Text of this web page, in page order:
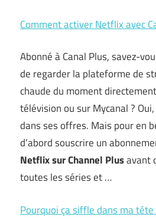
Comment activer Netflix avec
Abonné à Canal Plus, savez-
de regarder la plateforme de
chaude du moment
télévision ou sur Mycanal ?
dans ses offres. Mais pour en
d’abord souscrire un
Netflix sur Channel Plusavant
toutes les séries et …
Pourquoi ça siffle dans ma tête